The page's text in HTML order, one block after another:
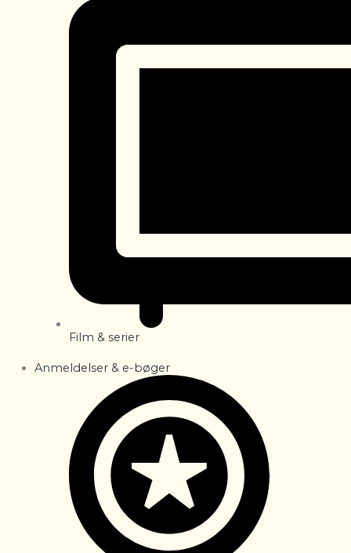
Film & serier
Anmeldelser & e-bøger